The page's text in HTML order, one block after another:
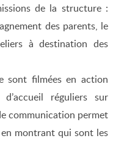
de la structure :
des parents, le
à destination des
sont filmées en action
réguliers sur
communication permet
montrant qui sont les